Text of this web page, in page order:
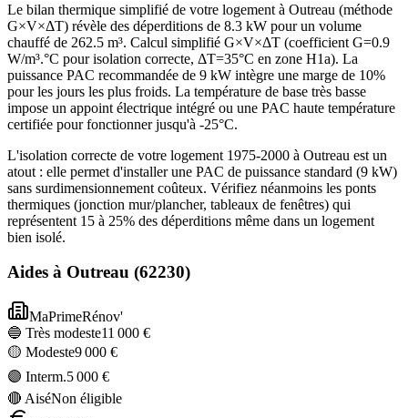
Le bilan thermique simplifié de votre logement à Outreau (méthode
G×V×ΔT) révèle des déperditions de 8.3 kW pour un volume
chauffé de 262.5 m³. Calcul simplifié G×V×ΔT (coefficient G=0.9
W/m³.°C pour isolation correcte, ΔT=35°C en zone H1a). La
puissance PAC recommandée de 9 kW intègre une marge de 10%
pour les jours les plus froids. La température de base très basse
impose un appoint électrique intégré ou une PAC haute température
certifiée pour fonctionner jusqu'à -25°C.
L'isolation correcte de votre logement 1975-2000 à Outreau est un
atout : elle permet d'installer une PAC de puissance standard (9 kW)
sans surdimensionnement coûteux. Vérifiez néanmoins les ponts
thermiques (jonction mur/plancher, tableaux de fenêtres) qui
représentent 15 à 25% des déperditions même dans un logement
bien isolé.
Aides à Outreau (62230)
MaPrimeRénov'
🔵 Très modeste11 000 €
🟡 Modeste9 000 €
🟣 Interm.5 000 €
🔴 AiséNon éligible